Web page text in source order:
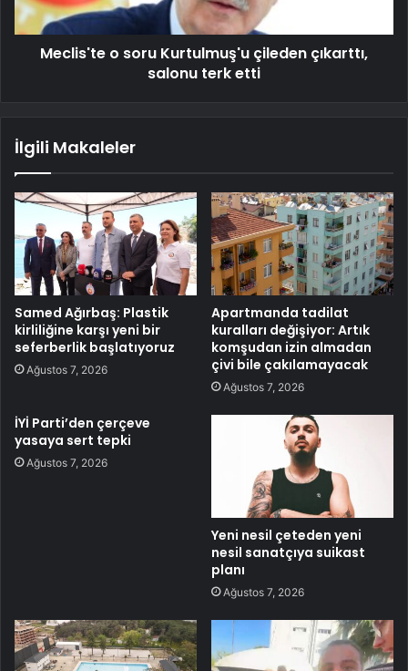
Meclis'te o soru Kurtulmuş'u çileden çıkarttı,
salonu terk etti
İlgili Makaleler
Samed Ağırbaş: Plastik
kirliliğine karşı yeni bir
seferberlik başlatıyoruz
Ağustos 7, 2026
Apartmanda tadilat
kuralları değişiyor: Artık
komşudan izin almadan
çivi bile çakılamayacak
Ağustos 7, 2026
İYİ Parti’den çerçeve
yasaya sert tepki
Ağustos 7, 2026
Yeni nesil çeteden yeni
nesil sanatçıya suikast
planı
Ağustos 7, 2026